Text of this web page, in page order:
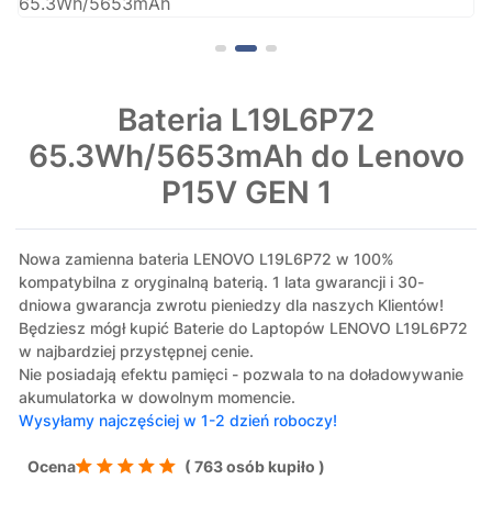
Bateria L19L6P72
65.3Wh/5653mAh do Lenovo
P15V GEN 1
Nowa zamienna bateria LENOVO L19L6P72 w 100%
kompatybilna z oryginalną baterią. 1 lata gwarancji i 30-
dniowa gwarancja zwrotu pieniedzy dla naszych Klientów!
Będziesz mógł kupić Baterie do Laptopów LENOVO L19L6P72
w najbardziej przystępnej cenie.
Nie posiadają efektu pamięci - pozwala to na doładowywanie
akumulatorka w dowolnym momencie.
Wysyłamy najczęściej w 1-2 dzień roboczy!
Ocena ( 763 osób kupiło )